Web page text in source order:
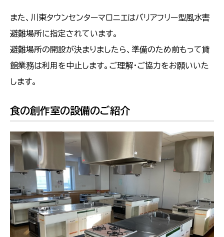
また、川東タウンセンターマロニエはバリアフリー型風水害
避難場所に指定されています。
避難場所の開設が決まりましたら、準備のため前もって貸
館業務は利用を中止します。ご理解・ご協力をお願いいた
します。
食の創作室の設備のご紹介